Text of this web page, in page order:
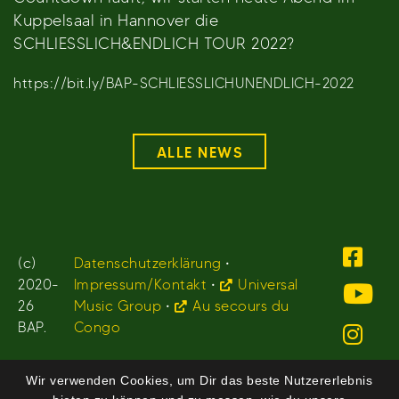
Kuppelsaal in Hannover die
SCHLIESSLICH&ENDLICH TOUR 2022?
https://bit.ly/BAP-SCHLIESSLICHUNENDLICH-2022
ALLE NEWS
(c)
2020-
26
BAP.
Datenschutzerklärung •
Impressum/Kontakt •
Universal
Music Group •
Au secours du
Congo
Wir verwenden Cookies, um Dir das beste Nutzererlebnis